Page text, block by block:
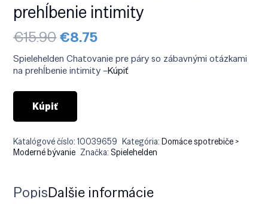
prehĺbenie intimity
€15.90Pôvodná
cena
bola:
€15.90.
€8.75Aktuálna
je:
€8.75.
Spielehelden Chatovanie pre páry so zábavnými otázkami
na prehĺbenie intimity –Kúpiť
Kúpiť
Katalógové číslo:10039659 Kategória:Domáce spotrebiče >
Moderné bývanie Značka:Spielehelden
PopisĎalšie informácie